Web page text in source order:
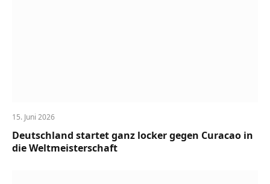
15. Juni 2026
Deutschland startet ganz locker gegen Curacao in
die Weltmeisterschaft